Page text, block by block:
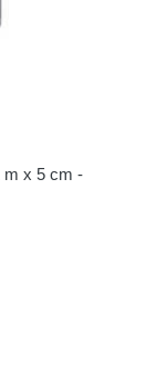
m x 5 cm -